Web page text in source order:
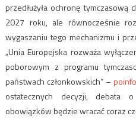
przedłużyła ochronę
2027 roku, ale równocześnie
wygaszaniu tego mechanizmu i
„Unia Europejska rozważa
poborowym z programu
państwach członkowskich” –
ostatecznych decyzji, debata
obowiązków będzie wracać coraz